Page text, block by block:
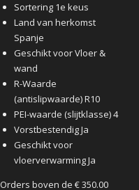
Sortering 1e keus
Land van herkomst
Spanje
Geschikt voor Vloer &
wand
R-Waarde
(antislipwaarde) R10
PEI-waarde (slijtklasse) 4
Vorstbestendig Ja
Geschikt voor
vloerverwarming Ja
Orders boven de € 350.00